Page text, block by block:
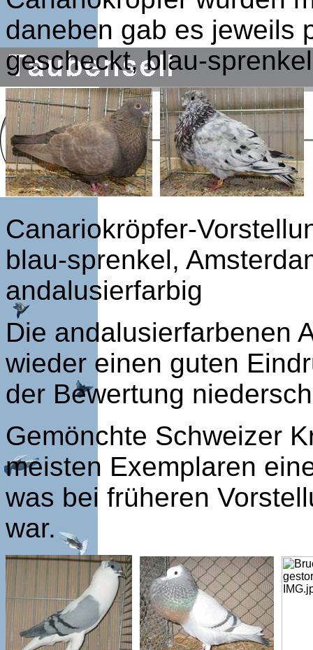
daneben gab es jeweils
gescheckt, blau-
Canariokröpfer-
blau-sprenkel,
andalusierfarbig
Die andalusierfarbenen
wieder einen guten
der Bewertung
Gemönchte Schweizer
meisten Exemplaren
was bei früheren
war.